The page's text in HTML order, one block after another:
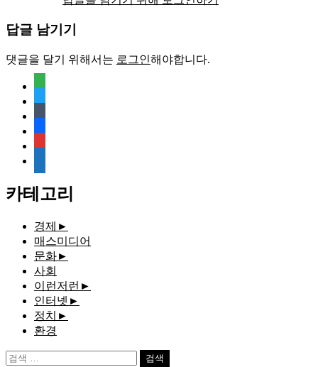
답글 남기기
댓글을 달기 위해서는 로그인해야합니다.
document
카테고리
경제 ►
매스미디어
문화►
사회
이런저런 ►
인터넷 ►
정치 ►
환경
검